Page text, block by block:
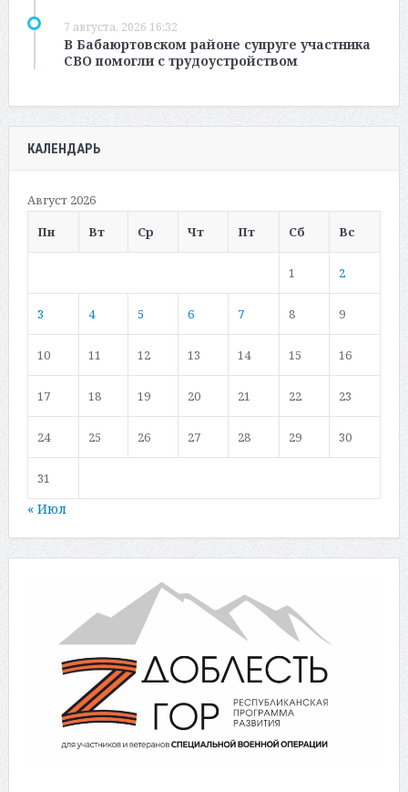
7 августа, 2026 16:32
В Бабаюртовском районе супруге участника
СВО помогли с трудоустройством
КАЛЕНДАРЬ
Август 2026
Пн
Вт Ср Чт Пт Сб Вс
1 2
3 4 5 6 7 8 9
10 11 12 13 14 15 16
17 18 19 20 21 22 23
24 25 26 27 28 29 30
31
« Июл